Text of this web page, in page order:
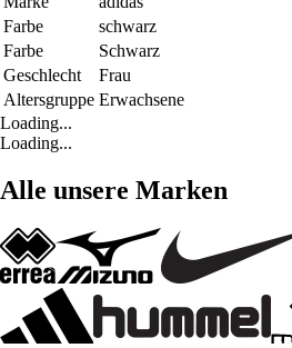
Farbe
schwarz
Farbe
Schwarz
Geschlecht
Frau
Altersgruppe Erwachsene
Loading...
Loading...
Alle unsere Marken